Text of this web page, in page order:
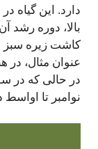
دارد. این گیاه
بالا، دوره رشد
کاشت زیره سبز
عنوان مثال، در
در حالی که در
نوامبر تا